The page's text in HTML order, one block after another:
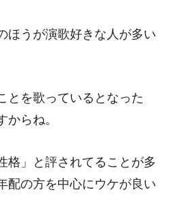
ほうが演歌好きな人が多い
とを歌っているとなった
からね。
格」
と評されてることが多
配の方を中心にウケが良い